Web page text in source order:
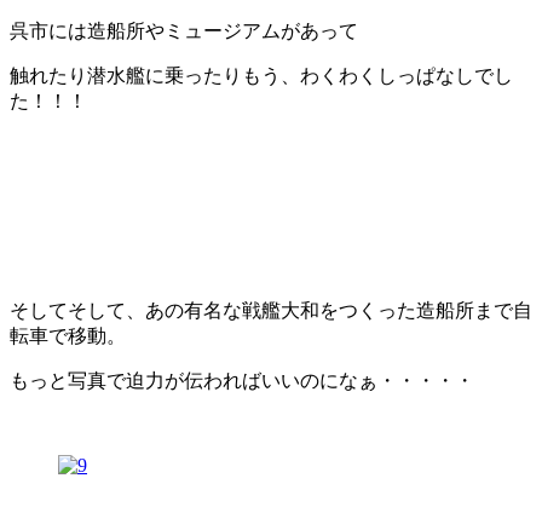
呉市には造船所やミュージアムがあって
触れたり潜水艦に乗ったりもう、わくわくしっぱなしでし
た！！！
そしてそして、あの有名な戦艦大和をつくった造船所まで自
転車で移動。
もっと写真で迫力が伝わればいいのになぁ・・・・・